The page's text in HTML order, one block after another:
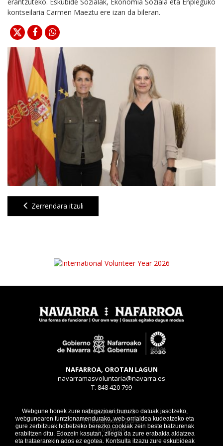
Webgune honek zure nabigazioari buruzko datuak jasotzeko,
webgunearen funtzionamendurako, web-orrialdea kudeatzeko eta
gure zerbitzuak hobetzeko berezko cookiak zein beste batzurenak
erabiltzen ditu. Edozein kasutan, zilegia da zure erabakia aldatzea
eta trataerarekin ados ez egotea. Kontsulta itzazu zure eskubideak
kontseilaria Carmen Maeztu ere izan da bileran.
Zerrendara itzuli
NAFARROA, OROTAN LAGUN
navarramasvoluntaria@navarra.es
T. 848 420 799
Legezko oharra
Pribatutasun atala
Cookieak